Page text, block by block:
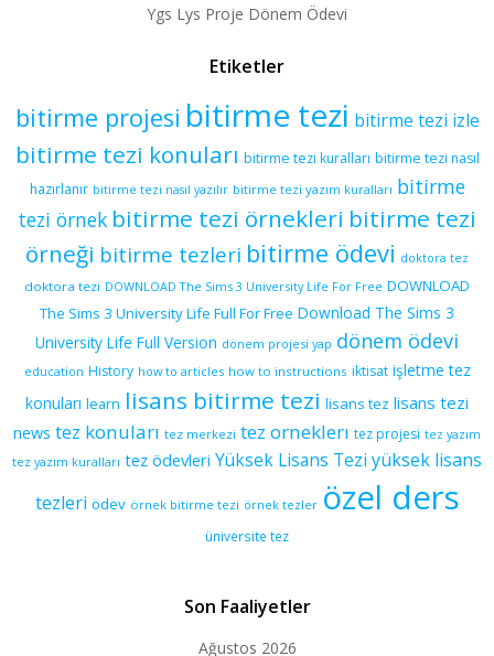
Ygs Lys Proje Dönem Ödevi
Etiketler
bitirme projesi bitirme tezi bitirme tezi izle
bitirme tezi konuları bitirme tezi kuralları bitirme tezi nasıl
hazırlanır bitirme tezi nasıl yazılır bitirme tezi yazım kuralları bitirme
tezi örnek bitirme tezi örnekleri bitirme tezi
örneği bitirme tezleri bitirme ödevi doktora tez
doktora tezi DOWNLOAD The Sims 3 University Life For Free DOWNLOAD
The Sims 3 University Life Full For Free Download The Sims 3
University Life Full Version dönem projesi yap dönem ödevi
education History how to articles how to instructions iktisat işletme tez
konuları learn lisans bitirme tezi lisans tez lisans tezi
news tez konuları tez merkezi tez orneklerı tez projesi tez yazım
tez yazım kuralları tez ödevleri Yüksek Lisans Tezi yüksek lisans
tezleri ödev örnek bitirme tezi örnek tezler özel ders
üniversite tez
Son Faaliyetler
Ağustos 2026